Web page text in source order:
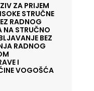
ZA PRIJEM
STRUČNE
RADNOG
NA STRUČNO
BEZ
RADNOG
I
VOGOŠĆA